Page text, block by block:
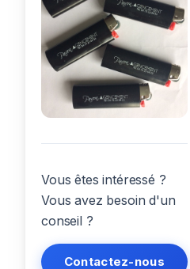
Vous êtes intéressé ?
Vous avez besoin d'un
conseil ?
Contactez-nous